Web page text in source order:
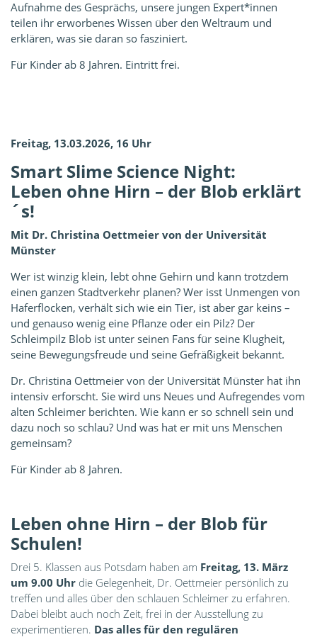
Aufnahme des Gesprächs, unsere jungen Expert*innen
teilen ihr erworbenes Wissen über den Weltraum und
erklären, was sie daran so fasziniert.
Für Kinder ab 8 Jahren. Eintritt frei.
Freitag, 13.03.2026, 16 Uhr
Smart Slime Science Night:
Leben ohne Hirn – der Blob erklärt
´s!
Mit Dr. Christina Oettmeier von der Universität
Münster
Wer ist winzig klein, lebt ohne Gehirn und kann trotzdem
einen ganzen Stadtverkehr planen? Wer isst Unmengen von
Haferflocken, verhält sich wie ein Tier, ist aber gar keins –
und genauso wenig eine Pflanze oder ein Pilz? Der
Schleimpilz Blob ist unter seinen Fans für seine Klugheit,
seine Bewegungsfreude und seine Gefräßigkeit bekannt.
Dr. Christina Oettmeier von der Universität Münster hat ihn
intensiv erforscht. Sie wird uns Neues und Aufregendes vom
alten Schleimer berichten. Wie kann er so schnell sein und
dazu noch so schlau? Und was hat er mit uns Menschen
gemeinsam?
Für Kinder ab 8 Jahren.
Leben ohne Hirn – der Blob für
Schulen!
Drei 5. Klassen aus Potsdam haben am Freitag, 13. März
um 9.00 Uhr die Gelegenheit, Dr. Oettmeier persönlich zu
treffen und alles über den schlauen Schleimer zu erfahren.
Dabei bleibt auch noch Zeit, frei in der Ausstellung zu
experimentieren. Das alles für den regulären